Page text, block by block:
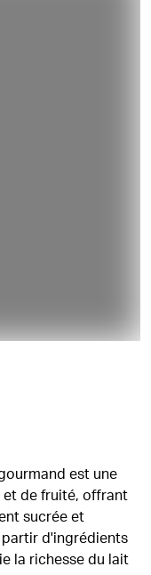
est une
et de fruité, offrant
sucrée et
partir d'ingrédients
la richesse du lait